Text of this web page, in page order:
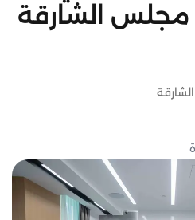
مجلس الشارقة